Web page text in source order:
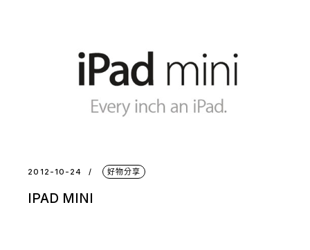
2012-10-24 好物分享
IPAD MINI